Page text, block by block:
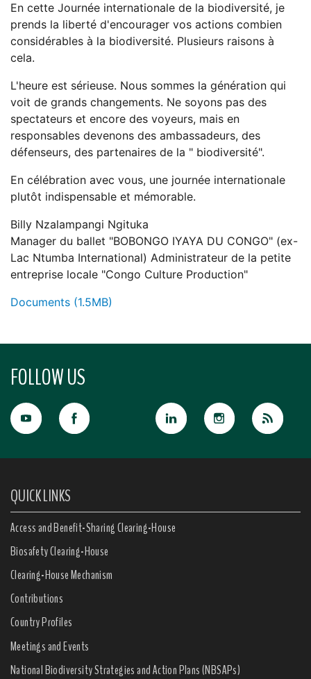
En cette Journée internationale de la biodiversité, je
prends la liberté d'encourager vos actions combien
considérables à la biodiversité. Plusieurs raisons à
cela.
L'heure est sérieuse. Nous sommes la génération qui
voit de grands changements. Ne soyons pas des
spectateurs et encore des voyeurs, mais en
responsables devenons des ambassadeurs, des
défenseurs, des partenaires de la " biodiversité".
En célébration avec vous, une journée internationale
plutôt indispensable et mémorable.
Billy Nzalampangi Ngituka
Manager du ballet "BOBONGO IYAYA DU CONGO" (ex-
Lac Ntumba International) Administrateur de la petite
entreprise locale "Congo Culture Production"
Documents (1.5MB)
FOLLOW US
QUICK LINKS
Access and Benefit-Sharing Clearing-House
Biosafety Clearing-House
Clearing-House Mechanism
Contributions
Country Profiles
Meetings and Events
National Biodiversity Strategies and Action Plans (NBSAPs)